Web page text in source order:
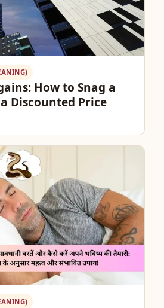
How to Snag a
Discounted Price